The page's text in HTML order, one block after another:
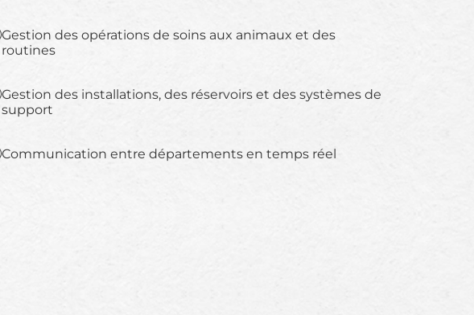
Gestion des opérations de soins aux animaux et des
routines
Gestion des installations, des réservoirs et des systèmes de
support
Communication entre départements en temps réel